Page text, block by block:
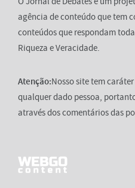
agência de conteúdo que tem
conteúdos que respondam
Riqueza e Veracidade.
Atenção:Nosso site tem
qualquer dado pessoa,
através dos comentários das